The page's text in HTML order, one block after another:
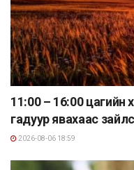
11:00 – 16:00 цагийн
гадуур явахаас
2026-08-06 18:59